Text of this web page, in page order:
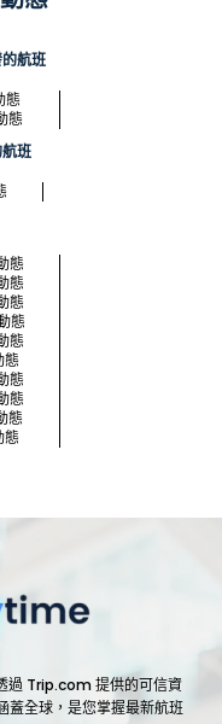
航班
態
態
班
態
態
態
態
態
態
態
態
態
態
Trip.com 提供的可信資
蓋全球，是您掌握最新航班